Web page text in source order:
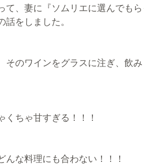
て、妻に『ソムリエに選んでも
話をしました。
そのワインをグラスに注ぎ、飲
くちゃ甘すぎる！！！
んな料理にも合わない！！！